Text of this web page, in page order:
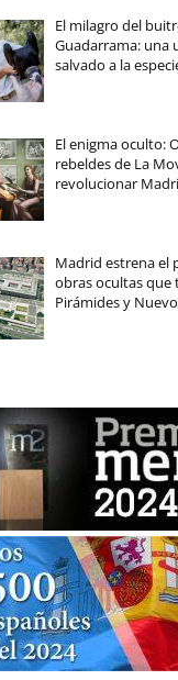
El milagro del
Guadarrama: una
salvado a la
El enigma oculto:
rebeldes de La
revolucionar
Madrid estrena el
obras ocultas que
Pirámides y